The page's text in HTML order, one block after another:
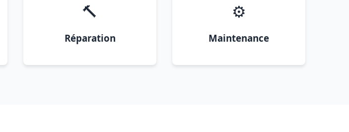
🔨
Réparation
⚙️
Maintenance